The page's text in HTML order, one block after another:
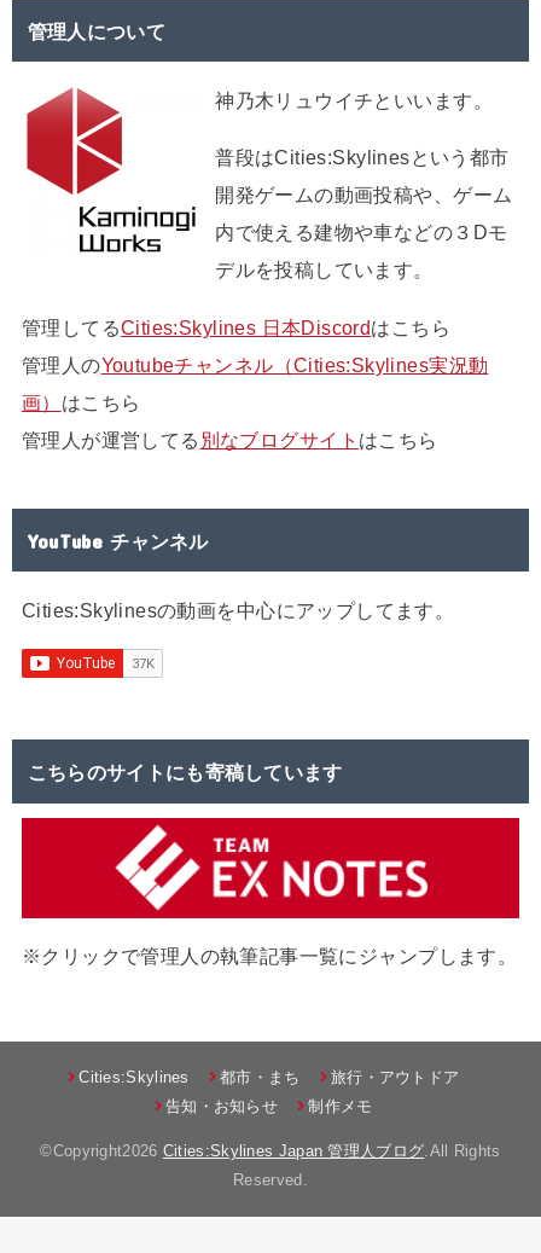
管理人について
神乃木リュウイチといいます。
普段はCities:Skylinesという都市
開発ゲームの動画投稿や、ゲーム
内で使える建物や車などの３Dモ
デルを投稿しています。
管理してるCities:Skylines 日本Discordはこちら
管理人のYoutubeチャンネル（Cities:Skylines実況動
画） はこちら
管理人が運営してる 別なブログサイト はこちら
YouTube チャンネル
Cities:Skylinesの動画を中心にアップしてます。
こちらのサイトにも寄稿しています
※クリックで管理人の執筆記事一覧にジャンプします。
Cities:Skylines 都市・まち
旅行・アウトドア
告知・お知らせ
制作メモ
©Copyright2026 Cities:Skylines Japan 管理人ブログ .All Rights
Reserved.